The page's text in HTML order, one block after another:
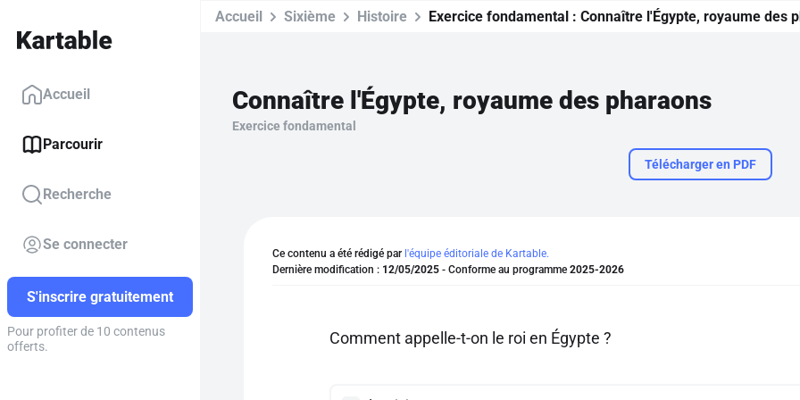
Accueil
Parcourir
Recherche
Se connecter
S'inscrire gratuitement
Pour profiter de 10 contenus
offerts.
Accueil Sixième Histoire Exercice fondamental : Connaître l'Égypte, royaume des
Connaître l'Égypte, royaume des pharaons
Exercice fondamental
Télécharger en PDF
Ce contenu a été rédigé par l'équipe éditoriale de Kartable.
Dernière modification : 12/05/2025 - Conforme au programme 2025-2026
Comment appelle-t-on le roi en Égypte ?